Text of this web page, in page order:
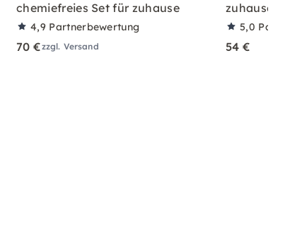
chemiefreies Set für zuhause
4,9 Partnerbewertung
70 €zzgl. Versand
zuhause mit
5,0
54 €